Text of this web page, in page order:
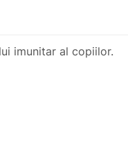
imunitar al copiilor.